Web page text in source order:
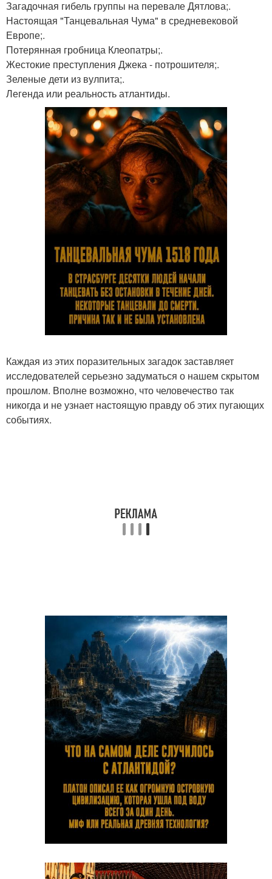
Загадочная гибель группы на перевале Дятлова;.
Настоящая "Танцевальная Чума" в средневековой
Европе;.
Потерянная гробница Клеопатры;.
Жестокие преступления Джека - потрошителя;.
Зеленые дети из вулпита;.
Легенда или реальность атлантиды.
Каждая из этих поразительных загадок заставляет
исследователей серьезно задуматься о нашем скрытом
прошлом. Вполне возможно, что человечество так
никогда и не узнает настоящую правду об этих пугающих
событиях.